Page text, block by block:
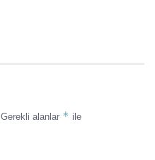
Gerekli alanlar * ile